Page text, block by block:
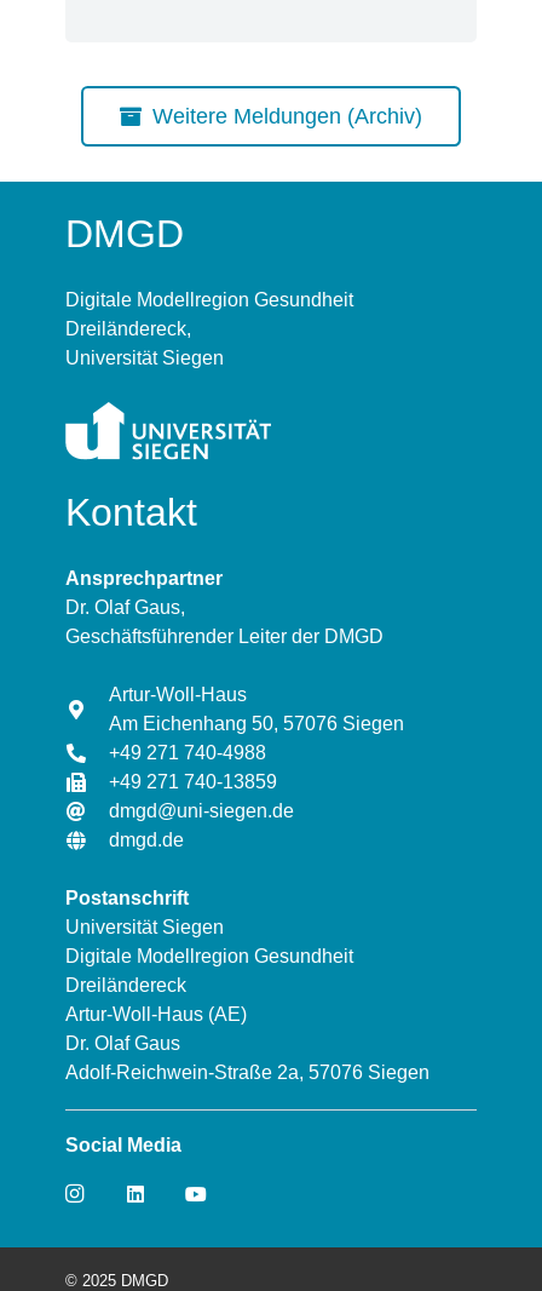
Weitere Meldungen (Archiv)
DMGD
Digitale Modellregion Gesundheit
Dreiländereck,
Universität Siegen
Kontakt
Ansprechpartner
Dr. Olaf Gaus,
Geschäftsführender Leiter der DMGD
Artur-Woll-Haus
Am Eichenhang 50, 57076 Siegen
+49 271 740-4988
+49 271 740-13859
dmgd@uni-siegen.de
dmgd.de
Postanschrift
Universität Siegen
Digitale Modellregion Gesundheit
Dreiländereck
Artur-Woll-Haus (AE)
Dr. Olaf Gaus
Adolf-Reichwein-Straße 2a, 57076 Siegen
Social Media
© 2025 DMGD